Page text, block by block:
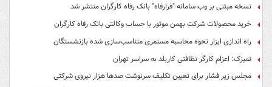
نسخه مبتنی بر وب سامانه "فرارفاه" بانک رفاه کارگران منتشر شد
خرید محصولات شرکت بهمن موتور با حساب وکالتی بانک رفاه کارگران
راه اندازی ابزار نحوه محاسبه مستمری متناسب‌سازی شده بازنشستگان
تمیزک: اعزام کارگر نظافتی کاربلد به سراسر تهران
مجلس زیر فشار برای تعیین تکلیف سرنوشت صدها هزار نیروی شرکتی